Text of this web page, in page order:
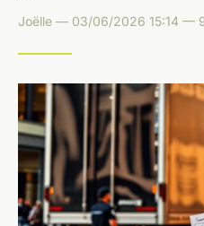
Joëlle — 03/06/2026 15:14 —